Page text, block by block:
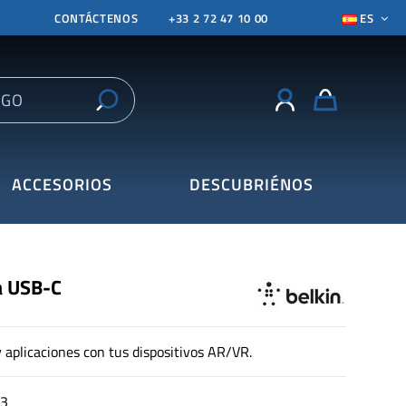
CONTÁCTENOS +33 2 72 47 10 00 ES
ACCESORIOS DESCUBRIÉNOS
C
con tus dispositivos AR/VR.